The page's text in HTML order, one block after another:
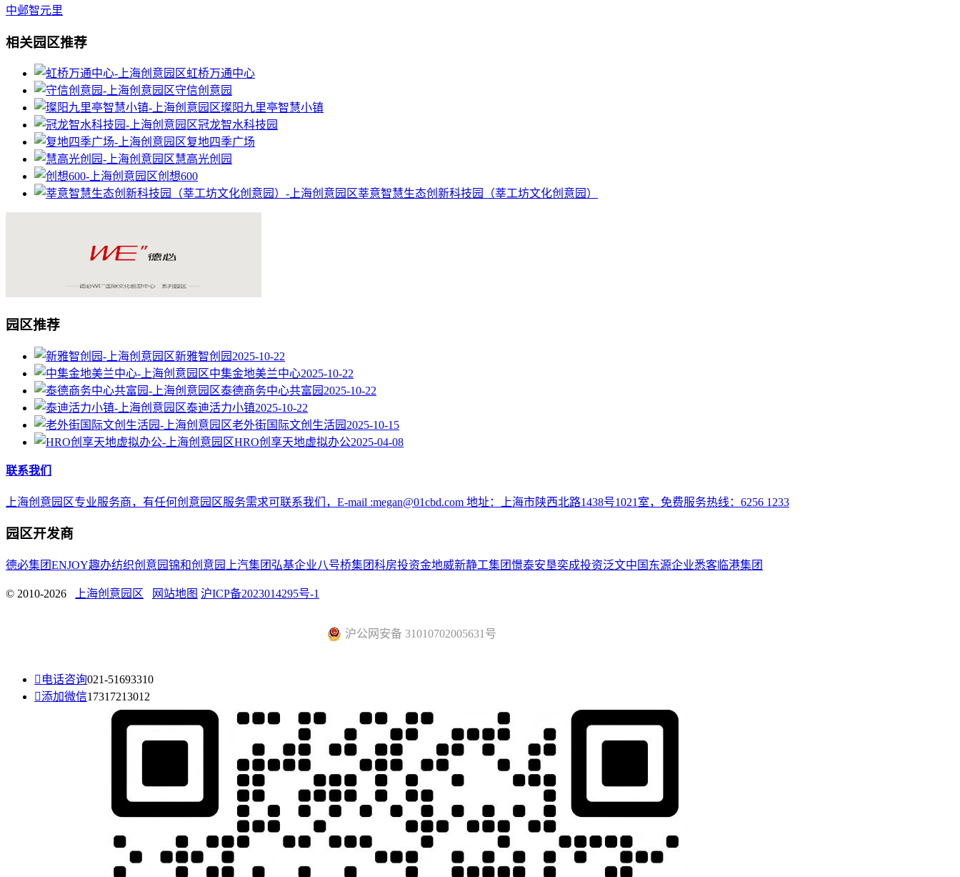
中邺智元里
相关园区推荐
虹桥万通中心
守信创意园
璨阳九里亭智慧小镇
冠龙智水科技园
复地四季广场
慧高光创园
创想600
莘意智慧生态创新科技园（莘工坊文化创意园）
园区推荐
新雅智创园 2025-10-22
中集金地美兰中心2025-10-22
泰德商务中心共富园 2025-10-22
泰迪活力小镇2025-10-22
老外街国际文创生活园 2025-10-15
HRO创享天地虚拟办公2025-04-08
联系我们
上海创意园区专业服务商，有任何创意园区服务需求可联系我们，E-mail :megan@01cbd.com 地址：上海市陕西北路1438号1021室，免费服务热线：6256 1233
园区开发商
德必集团ENJOY趣办纺织创意园锦和创意园 上汽集团 弘基企业八号桥集团科房投资金地威新静工集团憬泰安垦奕成投资泛文中国 东源企业悉客 临港集团
© 2010-2026 上海创意园区 网站地图 沪ICP备2023014295号-1
沪公网安备 31010702005631号
 电话咨询021-51693310
添加微信17317213012